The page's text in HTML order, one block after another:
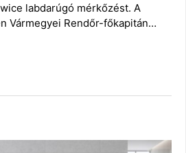
labdarúgó mérkőzést. A
Vármegyei Rendőr-főkapitán…